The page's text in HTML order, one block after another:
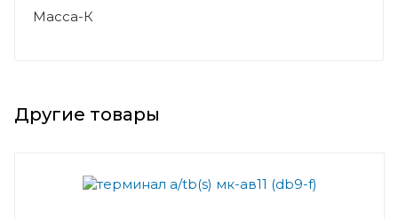
Масса-К
Другие товары